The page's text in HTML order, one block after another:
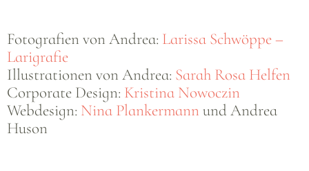
Fotografien von Andrea: Larissa Schwöppe –
Larigrafie
Illustrationen von Andrea: Sarah Rosa Helfen
Corporate Design: Kristina Nowoczin
Webdesign: Nina Plankermann und Andrea
Huson